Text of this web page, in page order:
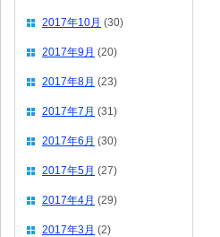
2017年10月 (30)
2017年9月 (20)
2017年8月 (23)
2017年7月 (31)
2017年6月 (30)
2017年5月 (27)
2017年4月 (29)
2017年3月 (2)